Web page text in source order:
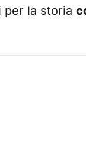
per la storia